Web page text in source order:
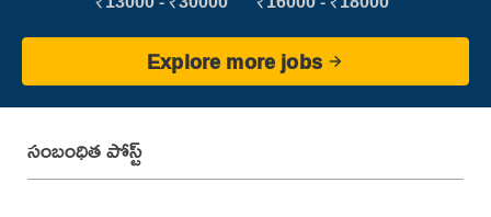
Explore more jobs
సంబంధిత పోస్ట్